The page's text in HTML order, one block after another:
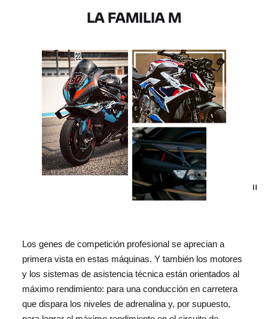
LA FAMILIA M
Los genes de competición profesional se aprecian a
primera vista en estas máquinas. Y también los motores
y los sistemas de asistencia técnica están orientados al
máximo rendimiento: para una conducción en carretera
que dispara los niveles de adrenalina y, por supuesto,